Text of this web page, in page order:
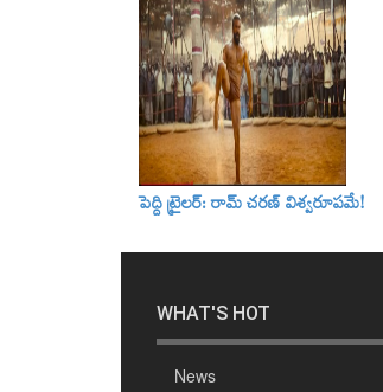
పెద్ది ట్రైలర్‌: రామ్‌ చరణ్‌ విశ్వరూపమే!
WHAT'S HOT
News